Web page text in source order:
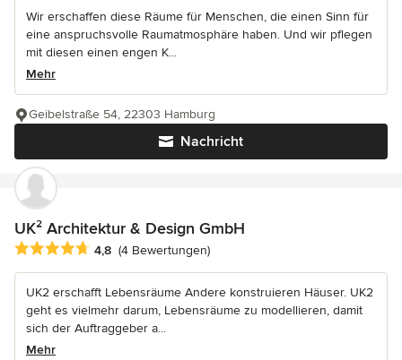
Wir erschaffen diese Räume für Menschen, die einen Sinn für
eine anspruchsvolle Raumatmosphäre haben. Und wir pflegen
mit diesen einen engen K...
Mehr
Nachricht
Geibelstraße 54, 22303 Hamburg
UK² Architektur & Design GmbH
Durchschnittliche Bewertung: 4.8 von 5 Sternen
4,8 (4 Bewertungen)
UK2 erschafft Lebensräume Andere konstruieren Häuser. UK2
geht es vielmehr darum, Lebensräume zu modellieren, damit
sich der Auftraggeber a...
Mehr